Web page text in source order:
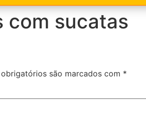
com sucatas
são marcados com *